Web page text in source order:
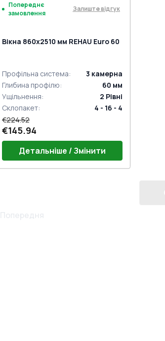
Попереднє
замовлення
Залиште відгук
Вікна 860x2510 мм REHAU Euro 60
Профільна система: 3 камерна
Глибина профілю: 60 мм
Ущільнення: 2 Рівні
Склопакет:
4 - 16 - 4
€224.52
€145.94
Детальніше / Змінити
Попередня